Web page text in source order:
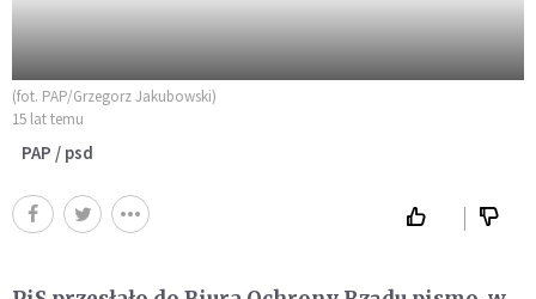
(fot. PAP/Grzegorz Jakubowski)
15 lat temu
PAP / psd